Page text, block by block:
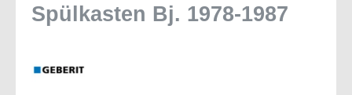
Spülkasten Bj. 1978-1987